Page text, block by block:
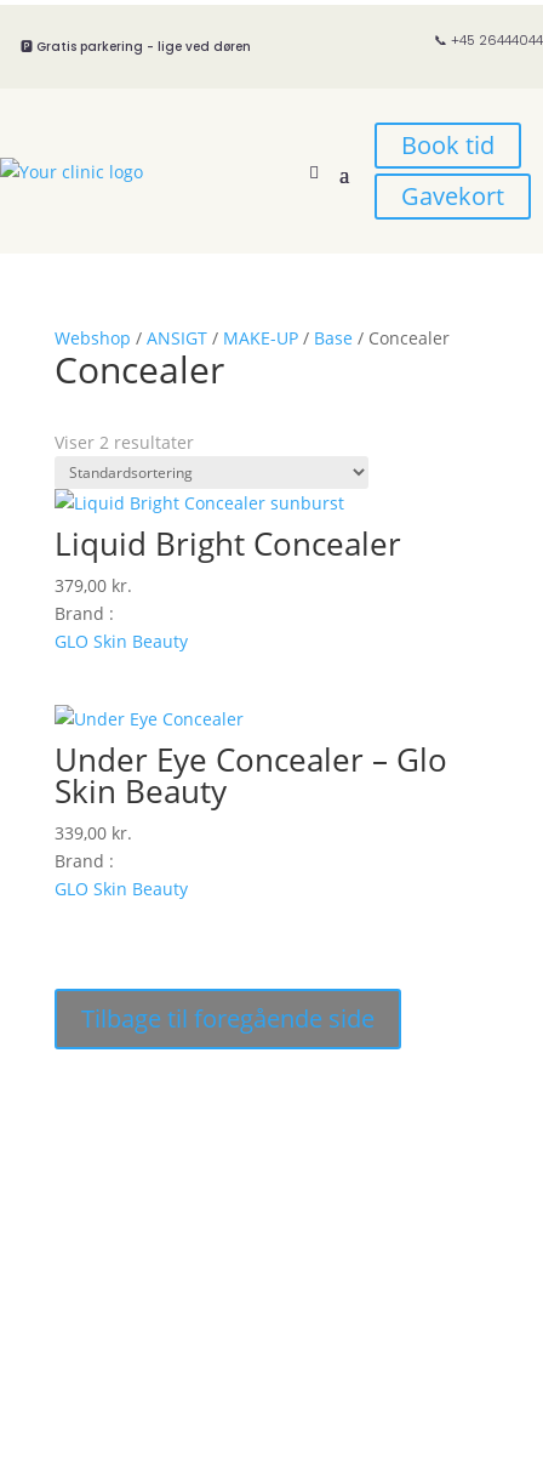
🅿️ Gratis parkering - lige ved døren 📞 +45 26444044
Book tid
Gavekort
Webshop / ANSIGT/ MAKE-UP/ Base / Concealer
Concealer
Viser 2 resultater
Liquid Bright Concealer
379,00 kr.
Brand :
GLO Skin Beauty
Under Eye Concealer – Glo
Skin Beauty
339,00 kr.
Brand :
GLO Skin Beauty